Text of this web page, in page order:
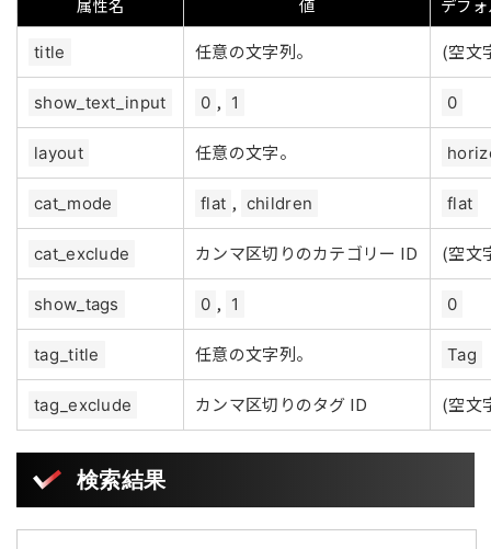
属性名 値 デフ
title 任意の文字列。 (空文
show_text_input 0 , 1 0
layout 任意の文字。
cat_mode flat , children flat
cat_exclude カンマ区切りのカテゴリー ID (空文
show_tags 0 , 1 0
tag_title 任意の文字列。 Tag
tag_exclude カンマ区切りのタグ ID (空文
検索結果